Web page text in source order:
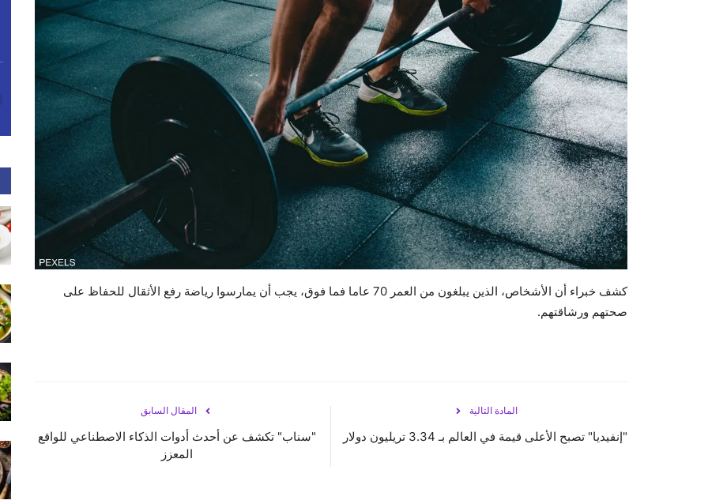
كشف خبراء أن الأشخاص، الذين يبلغون من العمر 70 عاما فما فوق، يجب أن يمارسوا رياضة رفع الأثقال للحفاظ على
صحتهم ورشاقتهم.
المقال السابق
"سناب" تكشف عن أحدث أدوات الذكاء الاصطناعي للواقع
المعزز
المادة التالية
"إنفيديا" تصبح الأعلى قيمة في العالم بـ 3.34 تريليون دولار